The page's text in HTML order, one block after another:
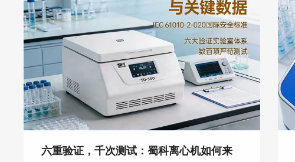
六重验证，千次测试：蜀科离心机如何来